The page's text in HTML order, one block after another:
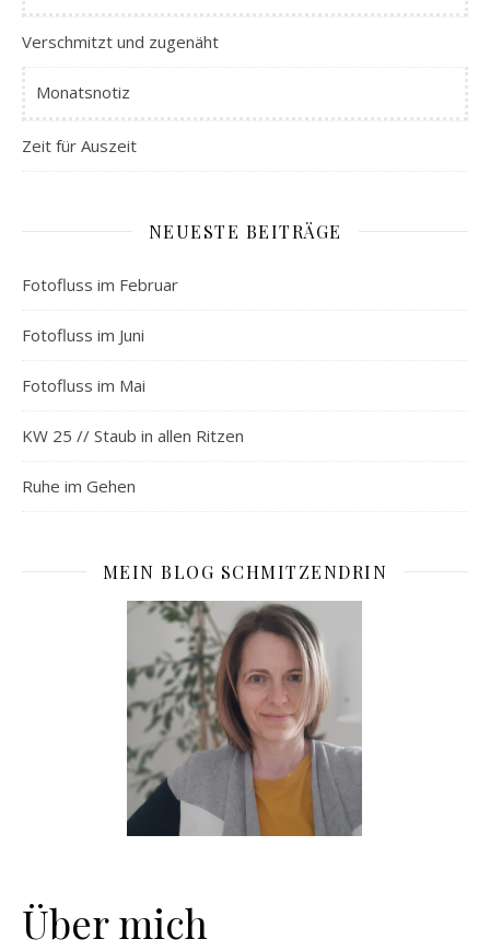
Verschmitzt und zugenäht
Monatsnotiz
Zeit für Auszeit
NEUESTE BEITRÄGE
Fotofluss im Februar
Fotofluss im Juni
Fotofluss im Mai
KW 25 // Staub in allen Ritzen
Ruhe im Gehen
MEIN BLOG SCHMITZENDRIN
Über mich